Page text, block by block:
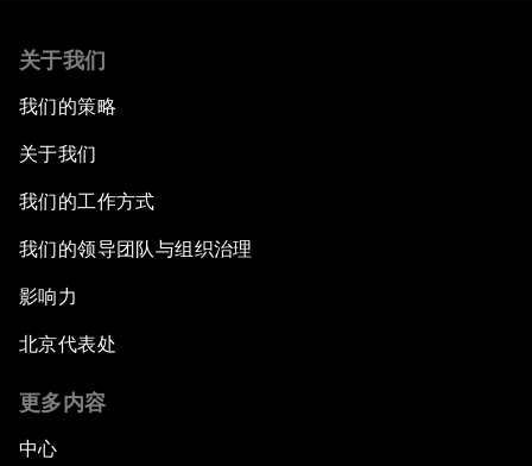
关于我们
我们的策略
关于我们
我们的工作方式
我们的领导团队与组织治理
影响力
北京代表处
更多内容
中心